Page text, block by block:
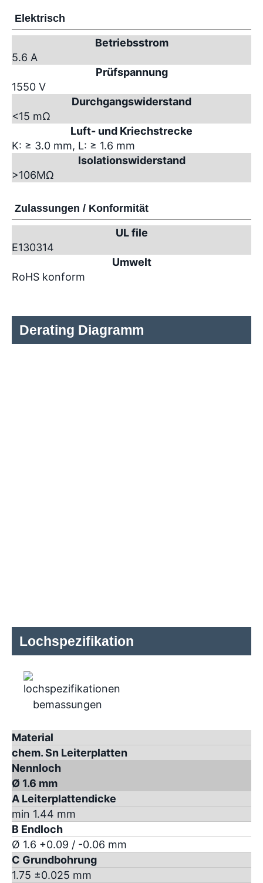
Elektrisch
Betriebsstrom
5.6 A
Prüfspannung
1550 V
Durchgangswiderstand
<15 mΩ
Luft- und Kriechstrecke
K: ≥ 3.0 mm, L: ≥ 1.6 mm
Isolationswiderstand
>106MΩ
Zulassungen / Konformität
UL file
E130314
Umwelt
RoHS konform
Derating Diagramm
Lochspezifikation
Material
chem. Sn Leiterplatten
Nennloch
Ø 1.6 mm
A Leiterplattendicke
min 1.44 mm
B Endloch
Ø 1.6 +0.09 / -0.06 mm
C Grundbohrung
1.75 ±0.025 mm